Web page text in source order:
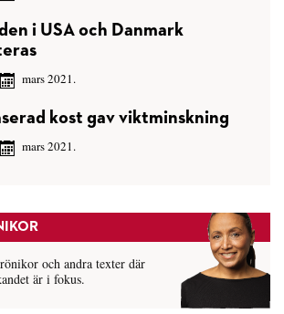
i USA och Danmark
mars 2021.
kost gav viktminskning
mars 2021.
och andra texter där
är i fokus.